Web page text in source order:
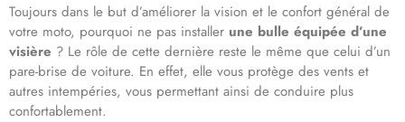
Toujours dans le but d’améliorer la vision et le confort général de
votre moto, pourquoi ne pas installer une bulle équipée d’une
visière ? Le rôle de cette dernière reste le même que celui d’un
pare-brise de voiture. En effet, elle vous protège des vents et
autres intempéries, vous permettant ainsi de conduire plus
confortablement.